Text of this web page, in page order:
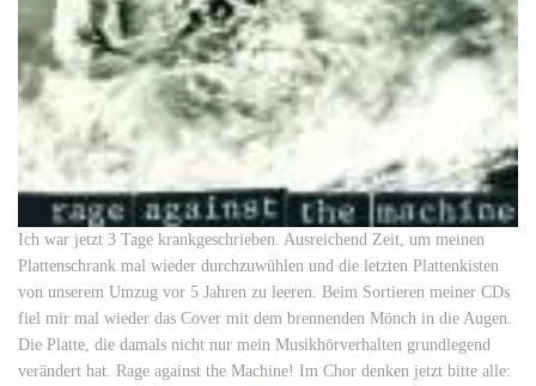
Ich war jetzt 3 Tage krankgeschrieben. Ausreichend Zeit, um meinen
Plattenschrank mal wieder durchzuwühlen und die letzten Plattenkisten
von unserem Umzug vor 5 Jahren zu leeren. Beim Sortieren meiner CDs
fiel mir mal wieder das Cover mit dem brennenden Mönch in die Augen.
Die Platte, die damals nicht nur mein Musikhörverhalten grundlegend
verändert hat. Rage against the Machine! Im Chor denken jetzt bitte alle: